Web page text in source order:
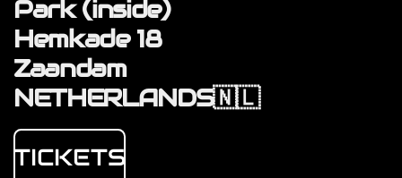
Park (inside)
Hemkade 18
Zaandam
NETHERLANDS🇳🇱
TICKETS